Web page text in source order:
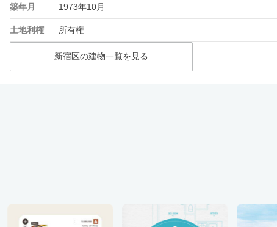
築年月 1973年10月
土地利権 所有権
新宿区の建物一覧を見る